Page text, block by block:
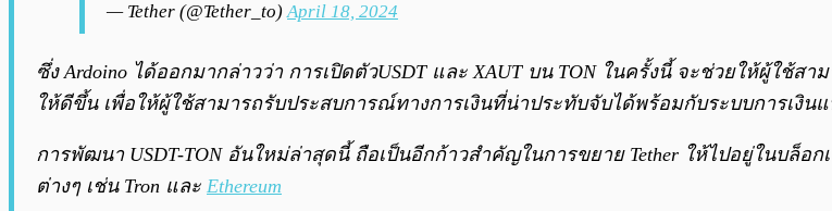
— Tether (@Tether_to)April 18, 2024
ซึ่ง Ardoino ได้ออกมากล่าวว่า การเปิดตัวUSDT และ XAUT บน TON ในครั้งนี้ จะช่วยให้ผู้ใ
ให้ดีขึ้น เพื่อให้ผู้ใช้สามารถรับประสบการณ์ทางการเงินที่น่าประทับจับได้พร้อมกับระบบการเงิน
การพัฒนา USDT-TON อันใหม่ล่าสุดนี้ ถือเป็นอีกก้าวสำคัญในการขยาย Tether ให้ไปอยู่ในบล็
ต่างๆ เช่น Tron และ Ethereum